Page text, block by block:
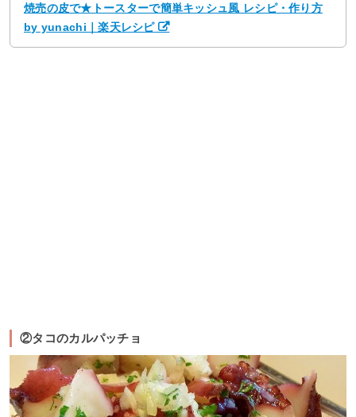
焼売の皮で★トースターで簡単キッシュ風 レシピ・作り方
by yunachi｜楽天レシピ
②タコのカルパッチョ